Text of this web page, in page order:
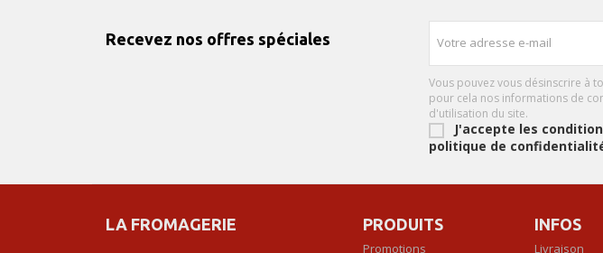
Recevez nos offres spéciales
Vous pouvez vous désinscrire à
pour cela nos informations de
d'utilisation du site.
J'accepte les
politique de
LA FROMAGERIE PRODUITS
Promotions
INFOS
Livraison